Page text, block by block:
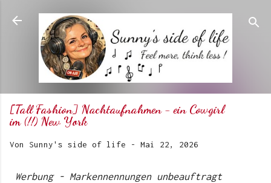
Direkt zum Hauptbereich
[Tall Fashion] Nachtaufnahmen - ein Cowgirl
im (!!) New York
Von Sunny's side of life - Mai 22, 2026
Werbung - Markennennungen unbeauftragt